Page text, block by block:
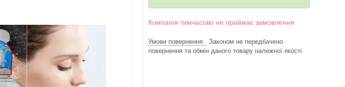
Компанія тимчасово не приймає замовлення
Законом не передбачено
повернення та обмін даного товару належної якості